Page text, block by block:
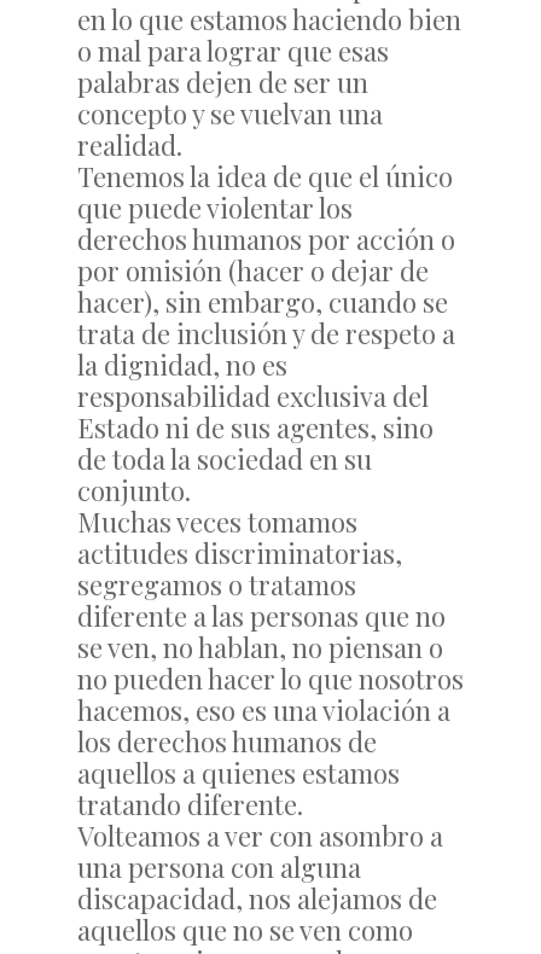
en lo que estamos haciendo bien
o mal para lograr que esas
palabras dejen de ser un
concepto y se vuelvan una
realidad.
Tenemos la idea de que el único
que puede violentar los
derechos humanos por acción o
por omisión (hacer o dejar de
hacer), sin embargo, cuando se
trata de inclusión y de respeto a
la dignidad, no es
responsabilidad exclusiva del
Estado ni de sus agentes, sino
de toda la sociedad en su
conjunto.
Muchas veces tomamos
actitudes discriminatorias,
segregamos o tratamos
diferente a las personas que no
se ven, no hablan, no piensan o
no pueden hacer lo que nosotros
hacemos, eso es una violación a
los derechos humanos de
aquellos a quienes estamos
tratando diferente.
Volteamos a ver con asombro a
una persona con alguna
discapacidad, nos alejamos de
aquellos que no se ven como